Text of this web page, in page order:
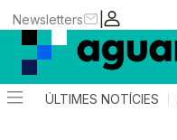
|
Newsletters
ÚLTIMES NOTÍCIES